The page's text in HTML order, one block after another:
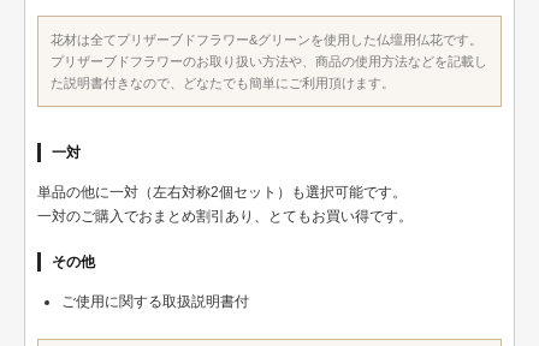
花材は全てプリザーブドフラワー&グリーンを使用した仏壇用仏花です。
プリザーブドフラワーのお取り扱い方法や、商品の使用方法などを記載し
た説明書付きなので、どなたでも簡単にご利用頂けます。
一対
単品の他に一対（左右対称2個セット）も選択可能です。
一対のご購入でおまとめ割引あり、とてもお買い得です。
その他
ご使用に関する取扱説明書付